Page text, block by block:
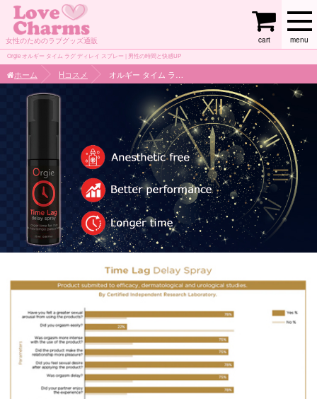
女性のためのラブグッズ通販 menu
cart
Orgie オルギー タイム ラグ ディレイ スプレー | 男性の時間と快感UP
ホーム Hコスメ